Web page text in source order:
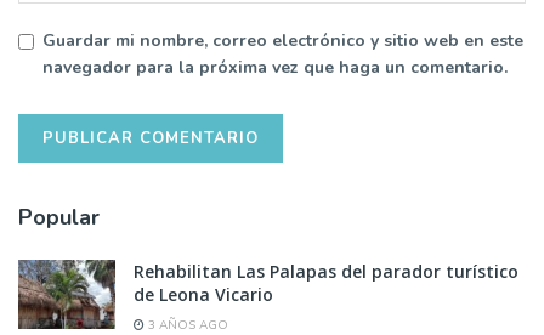
Guardar mi nombre, correo electrónico y sitio web en este
navegador para la próxima vez que haga un comentario.
Popular
Rehabilitan Las Palapas del parador turístico
de Leona Vicario
3 AÑOS AGO